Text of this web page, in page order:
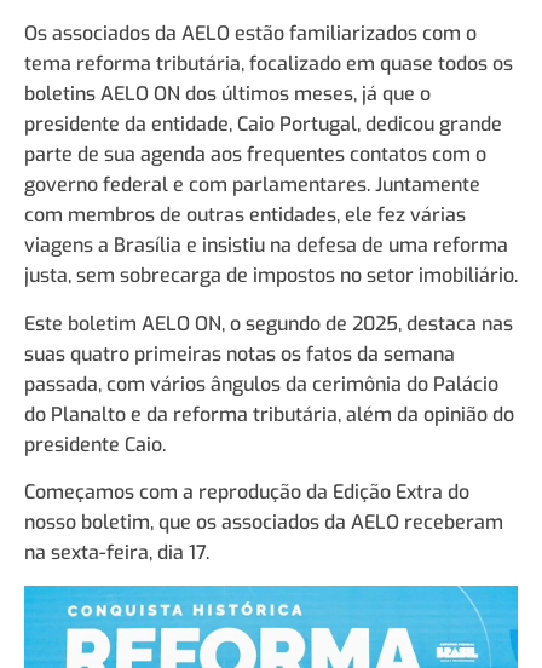
Os associados da AELO estão familiarizados com o
tema reforma tributária, focalizado em quase todos os
boletins AELO ON dos últimos meses, já que o
presidente da entidade, Caio Portugal, dedicou grande
parte de sua agenda aos frequentes contatos com o
governo federal e com parlamentares. Juntamente
com membros de outras entidades, ele fez várias
viagens a Brasília e insistiu na defesa de uma reforma
justa, sem sobrecarga de impostos no setor imobiliário.
Este boletim AELO ON, o segundo de 2025, destaca nas
suas quatro primeiras notas os fatos da semana
passada, com vários ângulos da cerimônia do Palácio
do Planalto e da reforma tributária, além da opinião do
presidente Caio.
Começamos com a reprodução da Edição Extra do
nosso boletim, que os associados da AELO receberam
na sexta-feira, dia 17.